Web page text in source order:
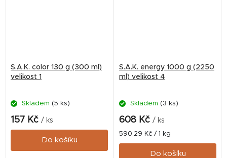
S.A.K. color 130 g (300 ml)
velikost 1
Skladem (5 ks)
157 Kč / ks
Do košíku
S.A.K. energy 1000 g (2250
ml) velikost 4
Skladem (3 ks)
608 Kč / ks
Měrná
cena:
590,29 Kč / 1 kg
Do košíku